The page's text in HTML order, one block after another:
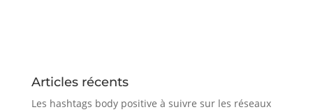
Articles récents
Les hashtags body positive à suivre sur les réseaux